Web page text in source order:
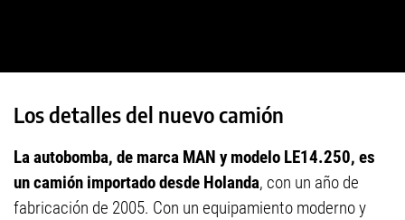
Los detalles del nuevo camión
La autobomba, de marca MAN y modelo LE14.250, es
un camión importado desde Holanda, con un año de
fabricación de 2005. Con un equipamiento moderno y